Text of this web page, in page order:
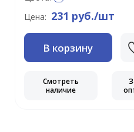
Цена: 231 руб./шт
В корзину
Смотреть
наличие